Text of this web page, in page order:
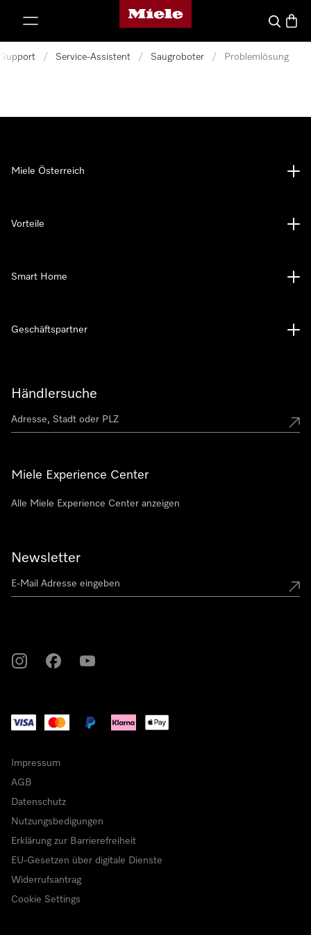
Miele-Homepage
Suche
Support / Service-Assistent / Saugroboter / Problemlösung
Händlersuche
Miele Experience Center
Alle Miele Experience Center anzeigen
Newsletter
Miele Österreich
Vorteile
Smart Home
Geschäftspartner
Impressum
AGB
Datenschutz
Nutzungsbedigungen
Erklärung zur Barrierefreiheit
EU-Gesetzen über digitale Dienste
Widerrufsantrag
Cookie Settings